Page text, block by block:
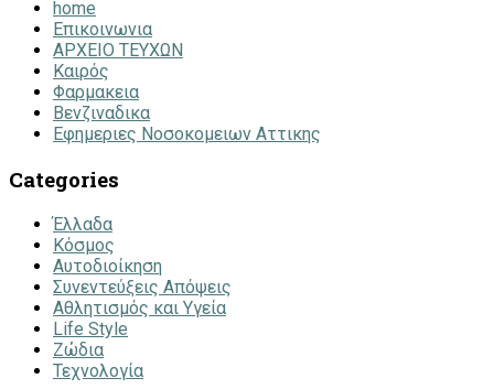
home
Επικοινωνια
ΑΡΧΕΙΟ ΤΕΥΧΩΝ
Καιρός
Φαρμακεια
Βενζιναδικα
Εφημεριες Νοσοκομειων Αττικης
Categories
Έλλαδα
Κόσμος
Αυτοδιοίκηση
Συνεντεύξεις Απόψεις
Αθλητισμός και Υγεία
Life Style
Ζώδια
Τεχνολογία